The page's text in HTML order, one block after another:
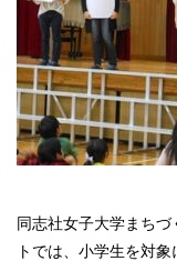
同志社女子大学まち
トでは、小学生を対